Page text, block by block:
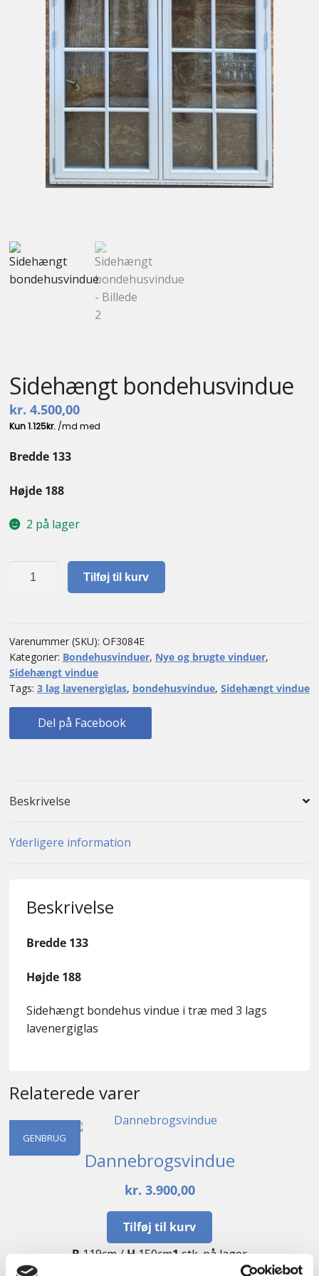
Kontakt
Sidehængt bondehusvindue
kr. 4.500,00
Bredde 133
Højde 188
2 på lager
Sidehængt
bondehusvindue
Tilføj til kurv
Varenummer (SKU): OF3084E
Kategorier: Bondehusvinduer, Nye og brugte vinduer,
Sidehængt vindue
Tags: 3 lag lavenergiglas, bondehusvindue, Sidehængt vindue
Del på Facebook
Beskrivelse
Yderligere information
Beskrivelse
Bredde 133
Højde 188
Sidehængt bondehus vindue i træ med 3 lags
lavenergiglas
Relaterede varer
GENBRUG
Dannebrogsvindue
kr. 3.900,00
Tilføj til kurv
B119cm /H150cm1stk. på lager